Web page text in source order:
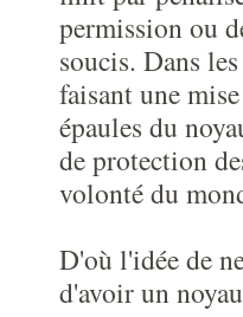
permission ou
soucis. Dans
faisant une
épaules du
de protection
volonté du
D'où l'idée de
d'avoir un noyau